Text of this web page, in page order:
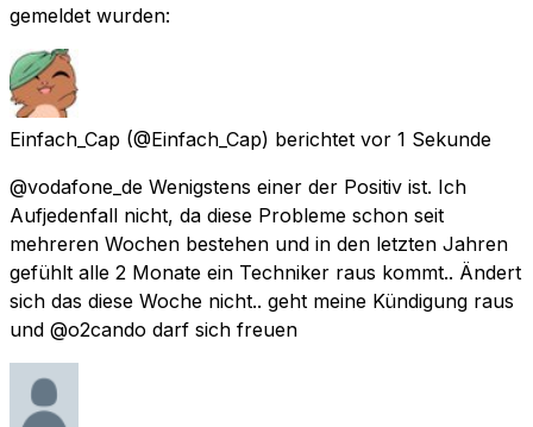
gemeldet wurden:
Einfach_Cap (@Einfach_Cap) berichtet vor 1 Sekunde
@vodafone_de Wenigstens einer der Positiv ist. Ich
Aufjedenfall nicht, da diese Probleme schon seit
mehreren Wochen bestehen und in den letzten Jahren
gefühlt alle 2 Monate ein Techniker raus kommt.. Ändert
sich das diese Woche nicht.. geht meine Kündigung raus
und @o2cando darf sich freuen